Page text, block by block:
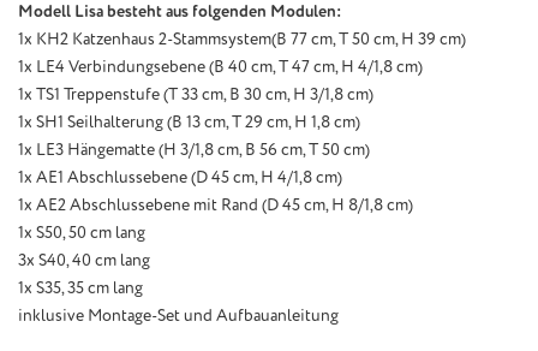
Modell Lisa besteht aus folgenden Modulen:
1x KH2 Katzenhaus 2-Stammsystem(B 77 cm, T 50 cm, H 39 cm)
1x LE4 Verbindungsebene (B 40 cm, T 47 cm, H 4/1,8 cm)
1x TS1 Treppenstufe (T 33 cm, B 30 cm, H 3/1,8 cm)
1x SH1 Seilhalterung (B 13 cm, T 29 cm, H 1,8 cm)
1x LE3 Hängematte (H 3/1,8 cm, B 56 cm, T 50 cm)
1x AE1 Abschlussebene (D 45 cm, H 4/1,8 cm)
1x AE2 Abschlussebene mit Rand (D 45 cm, H 8/1,8 cm)
1x S50, 50 cm lang
3x S40, 40 cm lang
1x S35, 35 cm lang
inklusive Montage-Set und Aufbauanleitung